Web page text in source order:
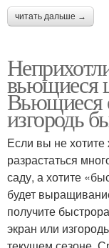
читать дальше →
вьющиеся
Вьющиеся
изгородь
Если вы не хотите
разрастаться
саду, а хотите
будет
получите
экран или